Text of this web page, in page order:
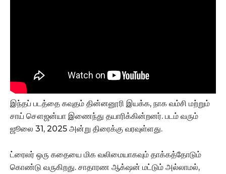
இந்தப் படத்தை கவுதம் தின்னனூரி இயக்க, நாக வம்சி மற்றும்
சாய் சௌஜன்யா இணைந்து தயாரிக்கின்றனர். படம் வரும்
ஜூலை 31, 2025 அன்று திரைக்கு வரவுள்ளது.
ட்ரைலர் ஒரு கதையை மிக வலிமையாகவும் தாக்கத்தோடும்
கொண்டு வருகிறது. சாதாரண ஆக்‌ஷன் மட்டும் அல்லாமல்,